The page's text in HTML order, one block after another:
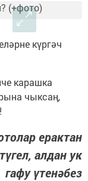
күргәч
карашка
чыксаң,
ерактан
алдан ук
гафу үтенәбез